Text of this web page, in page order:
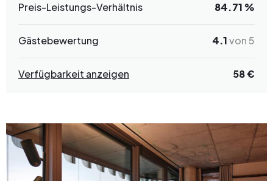
Preis-Leistungs-Verhältnis 84.71 %
Gästebewertung 4.1von 5
Verfügbarkeit anzeigen 58 €